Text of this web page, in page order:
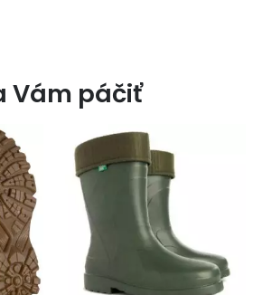
Vám páčiť